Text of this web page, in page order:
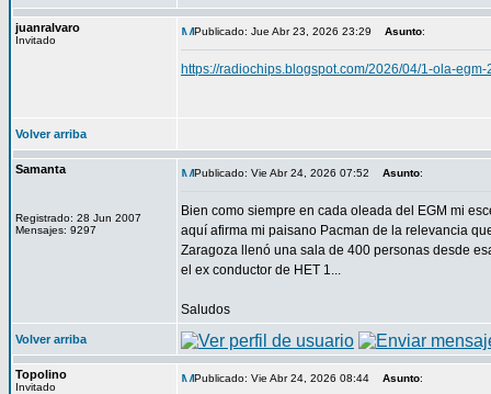
juanralvaro
Invitado
Publicado: Jue Abr 23, 2026 23:29 Asunto:
https://radiochips.blogspot.com/2026/04/1-ola-
Volver arriba
Samanta
Registrado: 28 Jun 2007
Mensajes: 9297
Publicado: Vie Abr 24, 2026 07:52 Asunto:
Bien como siempre en cada oleada del EGM mi
aquí afirma mi paisano Pacman de la relevancia
Zaragoza llenó una sala de 400 personas desde
el ex conductor de HET 1...
Saludos
Volver arriba
Topolino
Invitado
Publicado: Vie Abr 24, 2026 08:44 Asunto: